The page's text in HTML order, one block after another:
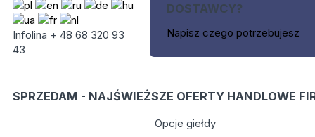
Infolina + 48 68 320 93
43
DOSTAWCY?
Napisz czego potrzebujesz
SPRZEDAM - NAJŚWIEŻSZE OFERTY HANDLOWE
Opcje giełdy